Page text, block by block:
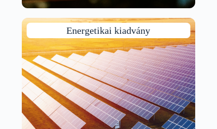
Energetikai kiadvány